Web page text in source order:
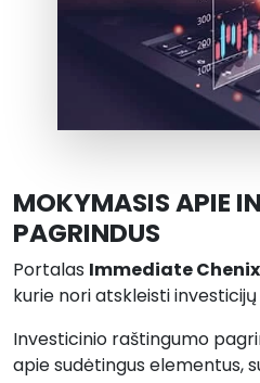
MOKYMASIS APIE
PAGRINDUS
Portalas Immediate Chenix
kurie nori atskleisti
Investicinio raštingumo
apie sudėtingus elementus,